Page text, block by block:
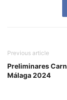
Previous article
Preliminares
Málaga 2024